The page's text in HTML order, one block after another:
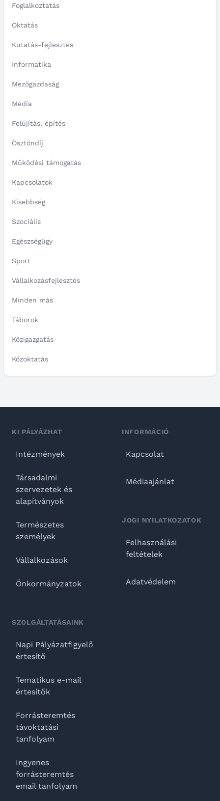
Foglalkoztatás
Oktatás
Kutatás-fejlesztés
Informatika
Mezőgazdaság
Média
Felújítás, építés
Ösztöndíj
Működési támogatás
Kapcsolatok
Kisebbség
Szociális
Egészségügy
Sport
Vállalkozásfejlesztés
Minden más
Táborok
Közigazgatás
Közoktatás
KI PÁLYÁZHAT
Intézmények
Társadalmi
szervezetek és
alapítványok
Természetes
személyek
Vállalkozások
Önkormányzatok
SZOLGÁLTATÁSAINK
Napi Pályázatfigyelő
értesítő
Tematikus e-mail
értesítők
Forrásteremtés
távoktatási
tanfolyam
Ingyenes
forrásteremtés
email tanfolyam
INFORMÁCIÓ
Kapcsolat
Médiaajánlat
JOGI NYILATKOZATOK
Felhasználási
feltételek
Adatvédelem